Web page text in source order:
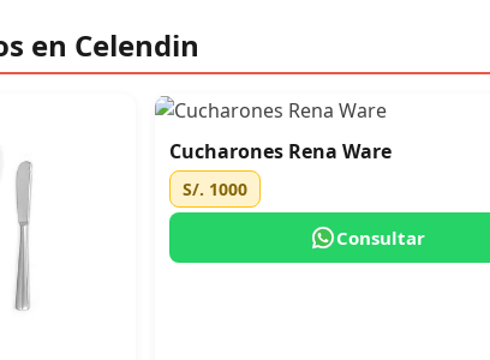
en Celendin
Cucharones Rena Ware
S/. 1000
Consultar